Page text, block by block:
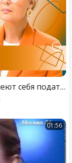
Света Иванова: «Русские люди не умеют себя подать». Про своё незвёздное имя, наше кино и их PR
01:56